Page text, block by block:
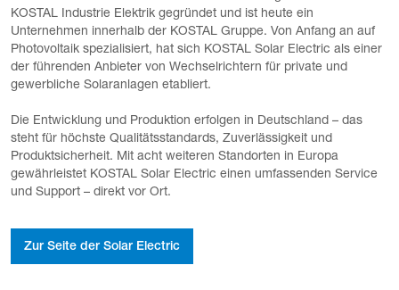
KOSTAL Industrie Elektrik gegründet und ist heute ein
Unternehmen innerhalb der KOSTAL Gruppe. Von Anfang an auf
Photovoltaik spezialisiert, hat sich KOSTAL Solar Electric als einer
der führenden Anbieter von Wechselrichtern für private und
gewerbliche Solaranlagen etabliert.
Die Entwicklung und Produktion erfolgen in Deutschland – das
steht für höchste Qualitätsstandards, Zuverlässigkeit und
Produktsicherheit. Mit acht weiteren Standorten in Europa
gewährleistet KOSTAL Solar Electric einen umfassenden Service
und Support – direkt vor Ort.
Zur Seite der Solar Electric